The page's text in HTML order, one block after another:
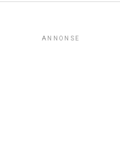
ANNONSE